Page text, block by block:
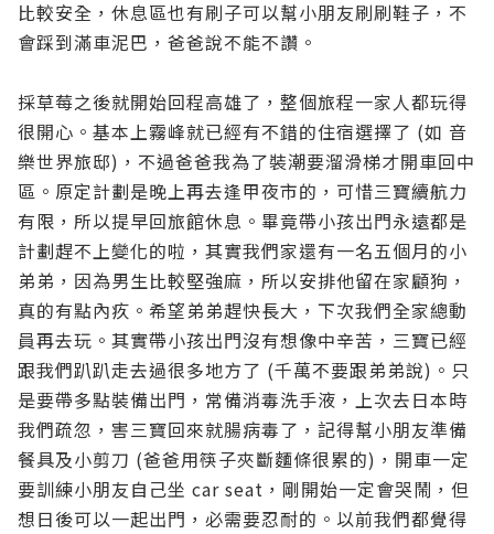
比較安全，休息區也有刷子可以幫小朋友刷刷鞋子，不
會踩到滿車泥巴，爸爸說不能不讚。
採草莓之後就開始回程高雄了，整個旅程一家人都玩得
很開心。基本上霧峰就已經有不錯的住宿選擇了 (如 音
樂世界旅邸)，不過爸爸我為了裝潮要溜滑梯才開車回中
區。原定計劃是晚上再去逢甲夜市的，可惜三寶續航力
有限，所以提早回旅館休息。畢竟帶小孩出門永遠都是
計劃趕不上變化的啦，其實我們家還有一名五個月的小
弟弟，因為男生比較堅強麻，所以安排他留在家顧狗，
真的有點內疚。希望弟弟趕快長大，下次我們全家總動
員再去玩。其實帶小孩出門沒有想像中辛苦，三寶已經
跟我們趴趴走去過很多地方了 (千萬不要跟弟弟說)。只
是要帶多點裝備出門，常備消毒洗手液，上次去日本時
我們疏忽，害三寶回來就腸病毒了，記得幫小朋友準備
餐具及小剪刀 (爸爸用筷子夾斷麵條很累的)，開車一定
要訓練小朋友自己坐 car seat，剛開始一定會哭鬧，但
想日後可以一起出門，必需要忍耐的。以前我們都覺得